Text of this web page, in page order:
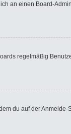
an einen Board-
regelmäßig
du auf der